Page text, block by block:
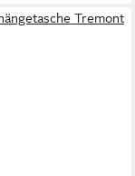
Tremont